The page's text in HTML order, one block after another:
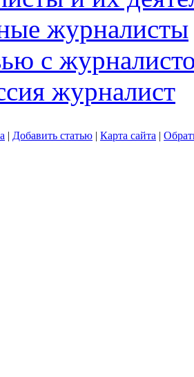
журналисты
с
журналист
| Добавить статью | Карта сайта |